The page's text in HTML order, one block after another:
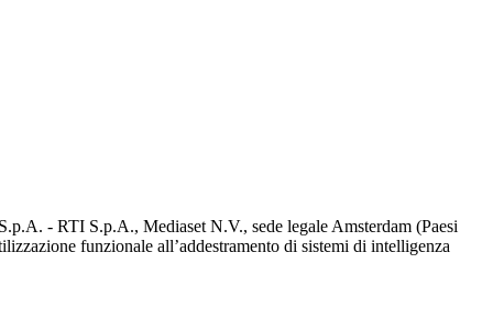
- RTI S.p.A., Mediaset N.V., sede legale Amsterdam (Paesi
funzionale all’addestramento di sistemi di intelligenza